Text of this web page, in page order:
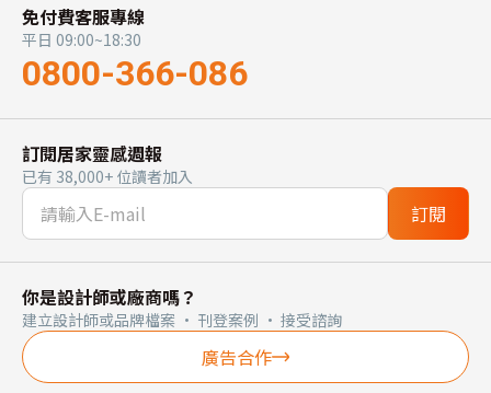
免付費客服專線
平日 09:00~18:30
0800-366-086
訂閱居家靈感週報
已有 38,000+ 位讀者加入
訂閱
你是設計師或廠商嗎？
建立設計師或品牌檔案 · 刊登案例 · 接受諮詢
廣告合作